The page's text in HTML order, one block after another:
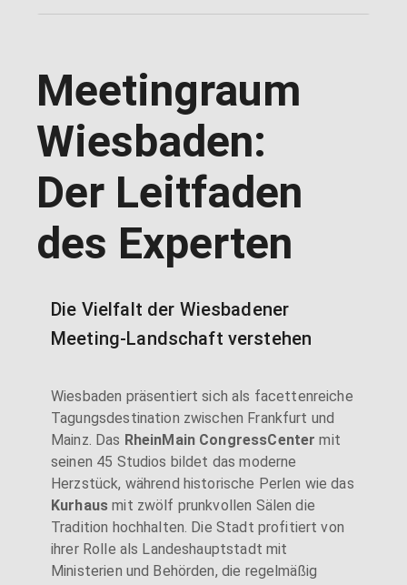
Meetingraum
Wiesbaden:
Der Leitfaden
des Experten
Die Vielfalt der Wiesbadener
Meeting-Landschaft verstehen
Wiesbaden präsentiert sich als facettenreiche
Tagungsdestination zwischen Frankfurt und
Mainz. Das RheinMain CongressCenter mit
seinen 45 Studios bildet das moderne
Herzstück, während historische Perlen wie das
Kurhaus mit zwölf prunkvollen Sälen die
Tradition hochhalten. Die Stadt profitiert von
ihrer Rolle als Landeshauptstadt mit
Ministerien und Behörden, die regelmäßig